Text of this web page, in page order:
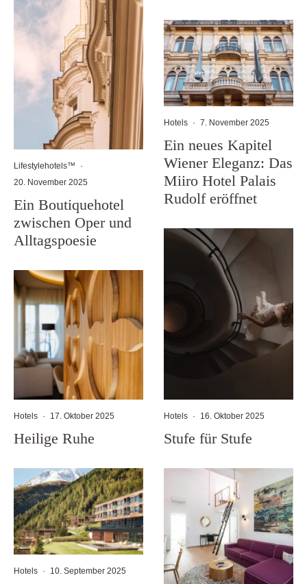
Lifestylehotels™
·
20. November 2025
Ein Boutiquehotel
zwischen Oper und
Alltagspoesie
Hotels · 17. Oktober 2025
Heilige Ruhe
Hotels · 10. September 2025
Hotels · 7. November 2025
Ein neues Kapitel
Wiener Eleganz: Das
Miiro Hotel Palais
Rudolf eröffnet
Hotels · 16. Oktober 2025
Stufe für Stufe